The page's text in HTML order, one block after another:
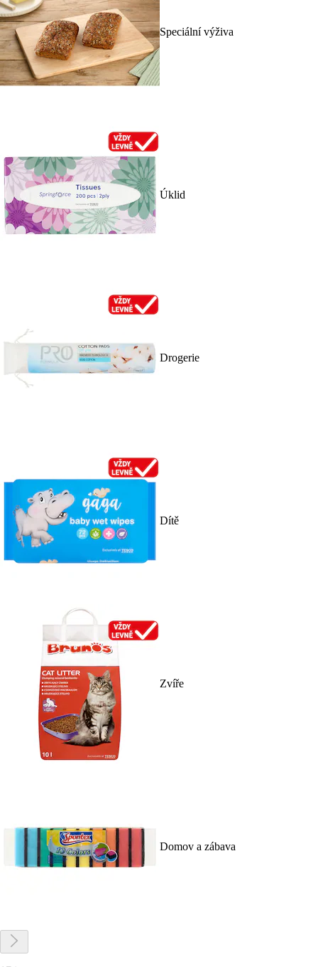
Speciální výživa
Úklid
Drogerie
Dítě
Zvíře
Domov a zábava